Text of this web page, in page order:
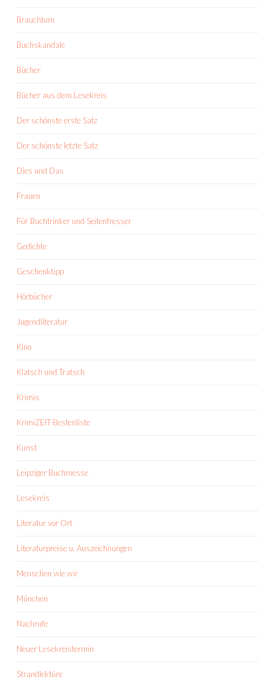
Brauchtum
Buchskandale
Bücher
Bücher aus dem Lesekreis
Der schönste erste Satz
Der schönste letzte Satz
Dies und Das
Frauen
Für Buchtrinker und Seitenfresser
Gedichte
Geschenktipp
Hörbücher
Jugendliteratur
Kino
Klatsch und Tratsch
Krimis
KrimiZEIT-Bestenliste
Kunst
Leipziger Buchmesse
Lesekreis
Literatur vor Ort
Literaturpreise u. Auszeichnungen
Menschen wie wir
München
Nachrufe
Neuer Lesekreistermin
Strandlektüre